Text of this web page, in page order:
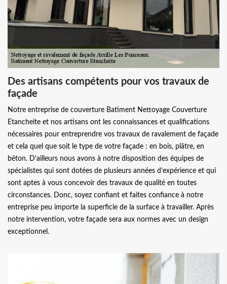
Des artisans compétents pour vos travaux de
façade
Notre entreprise de couverture Batiment Nettoyage Couverture
Etancheite et nos artisans ont les connaissances et qualifications
nécessaires pour entreprendre vos travaux de ravalement de façade
et cela quel que soit le type de votre façade : en bois, plâtre, en
béton. D’ailleurs nous avons à notre disposition des équipes de
spécialistes qui sont dotées de plusieurs années d’expérience et qui
sont aptes à vous concevoir des travaux de qualité en toutes
circonstances. Donc, soyez confiant et faites confiance à notre
entreprise peu importe la superficie de la surface à travailler. Après
notre intervention, votre façade sera aux normes avec un design
exceptionnel.